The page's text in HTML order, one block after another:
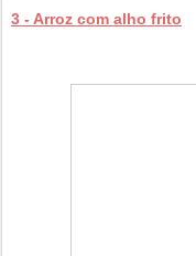
3 - Arroz com alho frito